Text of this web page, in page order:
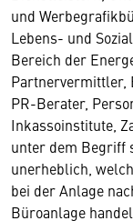
und
Lebens- und
Bereich der
Partnervermittler,
PR-Berater,
Inkassoinstitute,
unter dem Begriff
unerheblich,
bei der Anlage
Büroanlage